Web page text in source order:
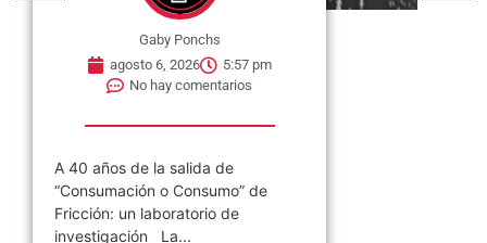
Gaby Ponchs
agosto 6, 2026
5:57 pm
No hay comentarios
A 40 años de la salida de
“Consumación o Consumo” de
Fricción: un laboratorio de
investigación La...